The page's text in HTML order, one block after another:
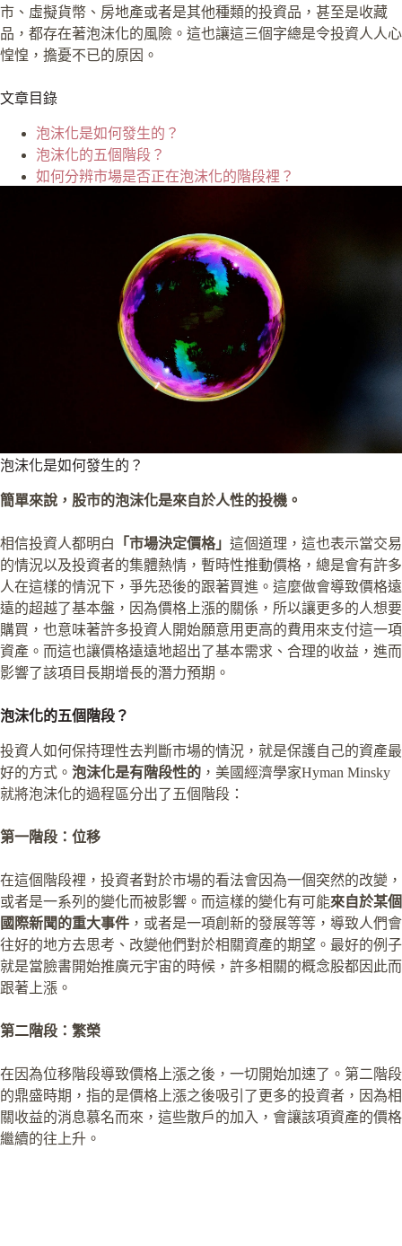
市、虛擬貨幣、房地產或者是其他種類的投資品，甚至是收藏
品，都存在著泡沫化的風險。這也讓這三個字總是令投資人人心
惶惶，擔憂不已的原因。
文章目錄
泡沫化是如何發生的？
泡沫化的五個階段？
如何分辨市場是否正在泡沫化的階段裡？
泡沫化是如何發生的？
簡單來說，股市的泡沫化是來自於人性的投機。
相信投資人都明白 「市場決定價格」 這個道理，這也表示當交易
的情況以及投資者的集體熱情，暫時性推動價格，總是會有許多
人在這樣的情況下，爭先恐後的跟著買進。這麼做會導致價格遠
遠的超越了基本盤，因為價格上漲的關係，所以讓更多的人想要
購買，也意味著許多投資人開始願意用更高的費用來支付這一項
資產。而這也讓價格遠遠地超出了基本需求、合理的收益，進而
影響了該項目長期增長的潛力預期。
泡沫化的五個階段？
投資人如何保持理性去判斷市場的情況，就是保護自己的資產最
好的方式。 泡沫化是有階段性的 ，美國經濟學家Hyman Minsky
就將泡沫化的過程區分出了五個階段：
第一階段：位移
在這個階段裡，投資者對於市場的看法會因為一個突然的改變，
或者是一系列的變化而被影響。而這樣的變化有可能來自於某個
國際新聞的重大事件 ，或者是一項創新的發展等等，導致人們會
往好的地方去思考、改變他們對於相關資產的期望。最好的例子
就是當臉書開始推廣元宇宙的時候，許多相關的概念股都因此而
跟著上漲。
第二階段：繁榮
在因為位移階段導致價格上漲之後，一切開始加速了。第二階段
的鼎盛時期，指的是價格上漲之後吸引了更多的投資者，因為相
關收益的消息慕名而來，這些散戶的加入，會讓該項資產的價格
繼續的往上升。